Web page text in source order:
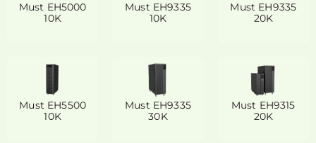
Must EH5000
10K
Must EH9335
10K
Must EH9335
20K
Must EH5500
10K
Must EH9335
30K
Must EH9315
20K